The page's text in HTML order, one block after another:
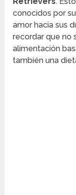
conocidos por
amor hacia sus
recordar que no
alimentación
también una